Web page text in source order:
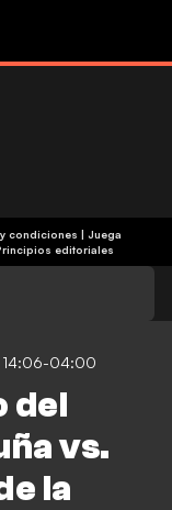
editoriales
14:06-04:00
del
vs.
la